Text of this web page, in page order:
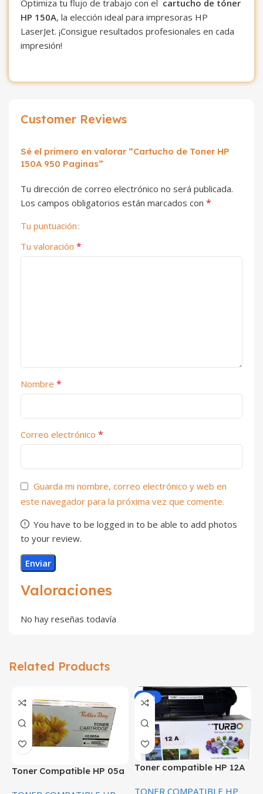
Optimiza tu flujo de trabajo con el cartucho de tóner
HP 150A, la elección ideal para impresoras HP
LaserJet. ¡Consigue resultados profesionales en cada
impresión!
Customer Reviews
Valoraciones
No hay reseñas todavía
Sé el primero en valorar “Cartucho de Toner HP
150A 950 Paginas”
Tu dirección de correo electrónico no será publicada.
Los campos obligatorios están marcados con *
Tu puntuación
Tu valoración *
Nombre *
Correo electrónico *
Guarda mi nombre, correo electrónico y web en
este navegador para la próxima vez que comente.
You have to be logged in to be able to add photos
to your review.
Related Products
Toner Compatible HP 05a
-24%
Toner compatible HP 12A
TONER COMPATIBLE HP